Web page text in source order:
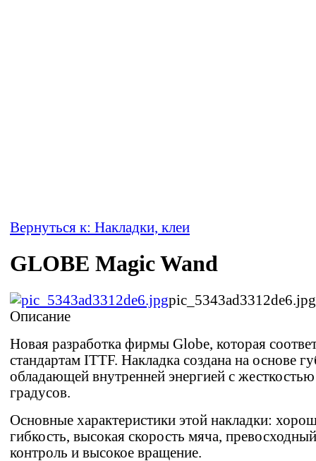
Вернуться к: Накладки, клеи
GLOBE Magic Wand
pic_5343ad3312de6.jpg
Описание
Новая разработка фирмы Globe, которая
стандартам ITTF. Накладка создана на основе
обладающей внутренней энергией с
градусов.
Основные характеристики этой накладки:
гибкость, высокая скорость мяча, превосходный
контроль и высокое вращение.